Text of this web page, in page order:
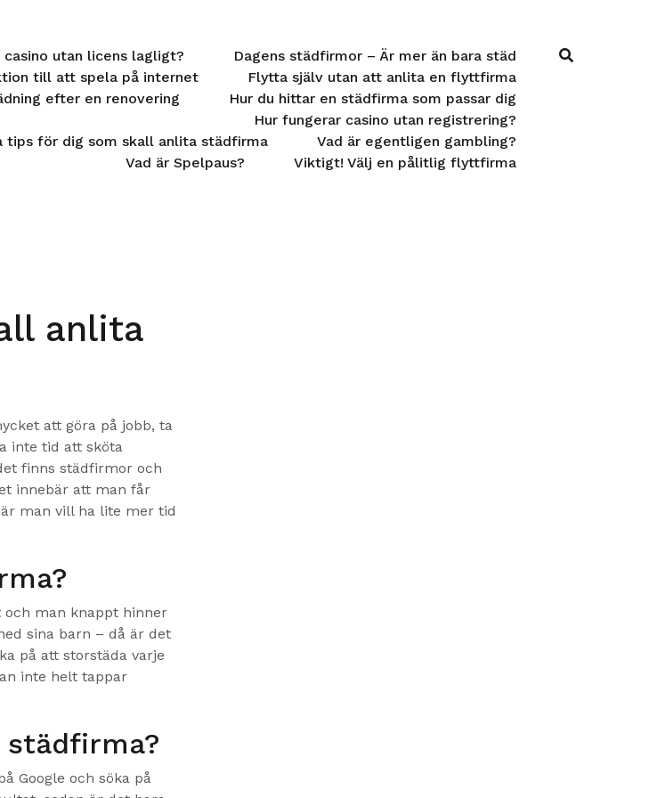
casino utan licens lagligt?
Dagens städfirmor – Är mer än bara städ
till att spela på internet
Flytta själv utan att anlita en flyttfirma
efter en renovering
Hur du hittar en städfirma som passar dig
Hur fungerar casino utan registrering?
tips för dig som skall anlita städfirma
Vad är egentligen gambling?
Vad är Spelpaus?
Viktigt! Välj en pålitlig flyttfirma
anlita
att göra på jobb, ta
inte tid att sköta
finns städfirmor och
innebär att man får
man vill ha lite mer tid
och man knappt hinner
sina barn – då är det
på att storstäda varje
inte helt tappar
Google och söka på